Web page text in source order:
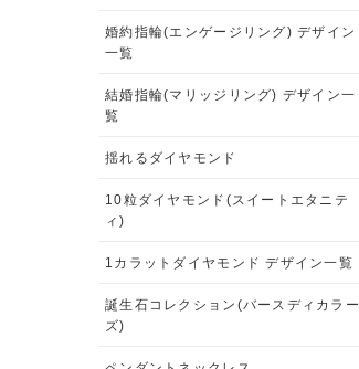
婚約指輪(エンゲージリング) デザイン
一覧
結婚指輪(マリッジリング) デザイン一
覧
揺れるダイヤモンド
10粒ダイヤモンド(スイートエタニテ
ィ)
1カラットダイヤモンド デザイン一覧
誕生石コレクション(バースディカラー
ズ)